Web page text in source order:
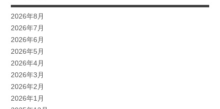
2026年8月
2026年7月
2026年6月
2026年5月
2026年4月
2026年3月
2026年2月
2026年1月